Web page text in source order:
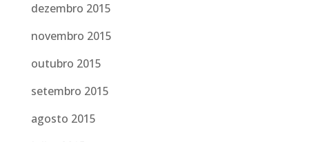
dezembro 2015
novembro 2015
outubro 2015
setembro 2015
agosto 2015